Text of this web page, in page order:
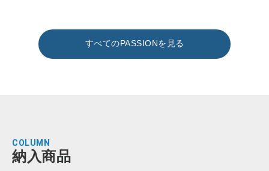
すべてのPASSIONを見る
COLUMN
納入商品